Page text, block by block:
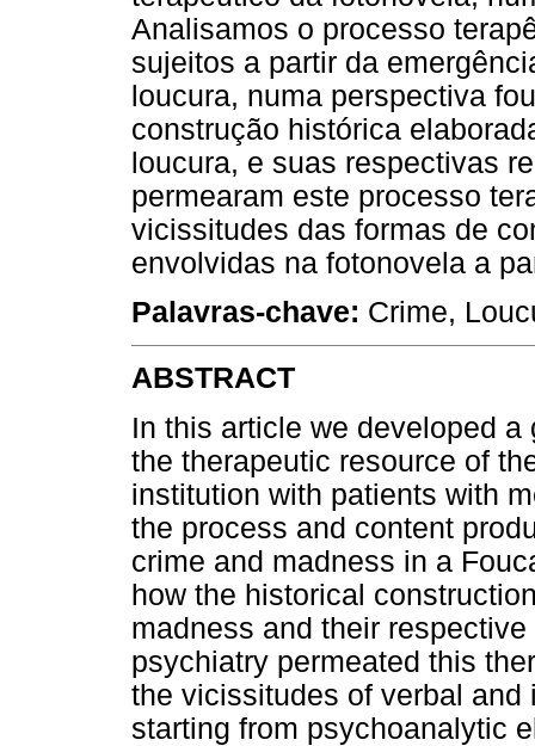
Analisamos o processo
sujeitos a partir da
loucura, numa perspectiva
construção histórica
loucura, e suas respectivas
permearam este processo
vicissitudes das formas de
envolvidas na fotonovela a
Palavras-chave: Crime,
ABSTRACT
In this article we developed
the therapeutic resource of
institution with patients with
the process and content
crime and madness in a
how the historical
madness and their
psychiatry permeated this
the vicissitudes of verbal
starting from psychoanalytic